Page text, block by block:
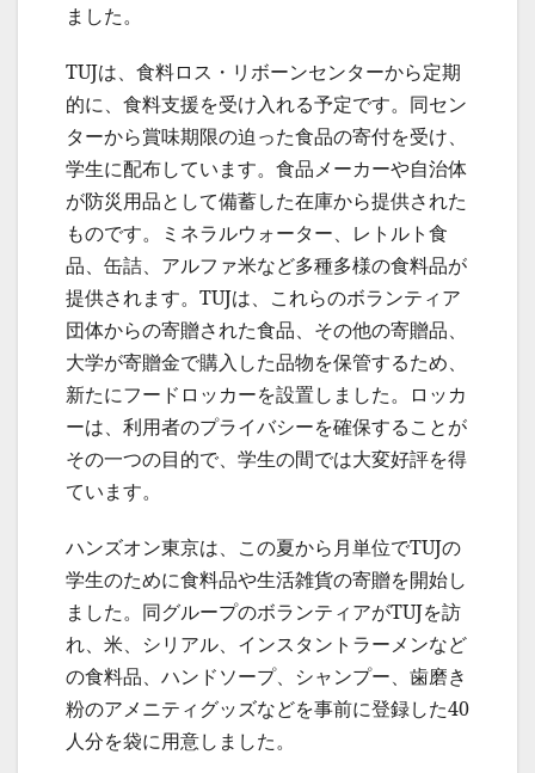
ました。
TUJは、食料ロス・リボーンセンターから定期
的に、食料支援を受け入れる予定です。同セン
ターから賞味期限の迫った食品の寄付を受け、
学生に配布しています。食品メーカーや自治体
が防災用品として備蓄した在庫から提供された
ものです。ミネラルウォーター、レトルト食
品、缶詰、アルファ米など多種多様の食料品が
提供されます。TUJは、これらのボランティア
団体からの寄贈された食品、その他の寄贈品、
大学が寄贈金で購入した品物を保管するため、
新たにフードロッカーを設置しました。ロッカ
ーは、利用者のプライバシーを確保することが
その一つの目的で、学生の間では大変好評を得
ています。
ハンズオン東京は、この夏から月単位でTUJの
学生のために食料品や生活雑貨の寄贈を開始し
ました。同グループのボランティアがTUJを訪
れ、米、シリアル、インスタントラーメンなど
の食料品、ハンドソープ、シャンプー、歯磨き
粉のアメニティグッズなどを事前に登録した40
人分を袋に用意しました。